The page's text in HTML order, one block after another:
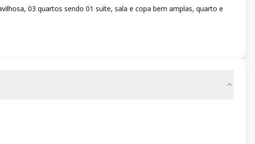
03 quartos sendo 01 suíte, sala e copa bem amplas, quarto e